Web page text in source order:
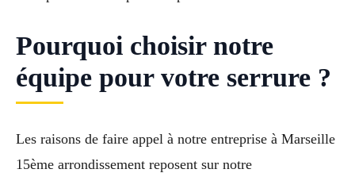
Pourquoi choisir notre
équipe pour votre serrure ?
Les raisons de faire appel à notre entreprise à Marseille
15ème arrondissement reposent sur notre